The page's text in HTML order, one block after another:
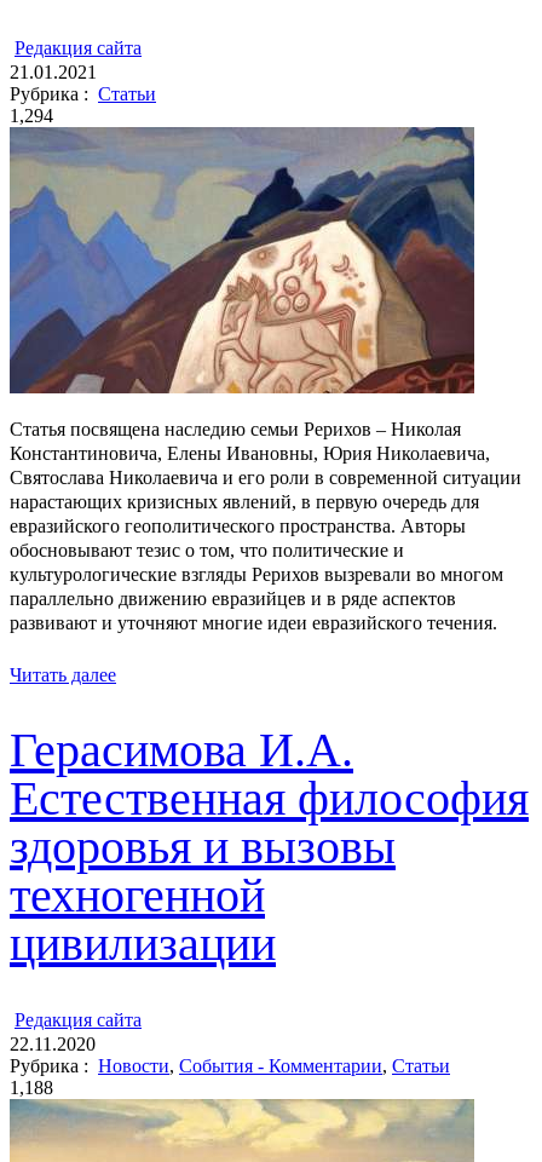
Редакция cайта
21.01.2021
Рубрика : Статьи
1,294
Статья посвящена наследию семьи Рерихов – Николая
Константиновича, Елены Ивановны, Юрия Николаевича,
Святослава Николаевича и его роли в современной ситуации
нарастающих кризисных явлений, в первую очередь для
евразийского геополитического пространства. Авторы
обосновывают тезис о том, что политические и
культурологические взгляды Рерихов вызревали во многом
параллельно движению евразийцев и в ряде аспектов
развивают и уточняют многие идеи евразийского течения.
Читать далее
Герасимова И.А.
Естественная философия
здоровья и вызовы
техногенной
цивилизации
Редакция cайта
22.11.2020
Рубрика : Новости, События - Комментарии, Статьи
1,188